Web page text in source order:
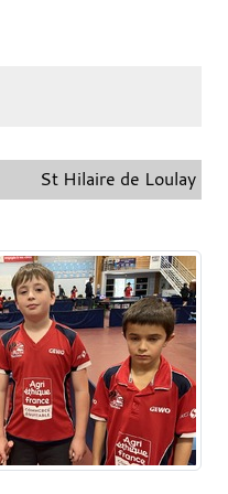
St Hilaire de Loulay